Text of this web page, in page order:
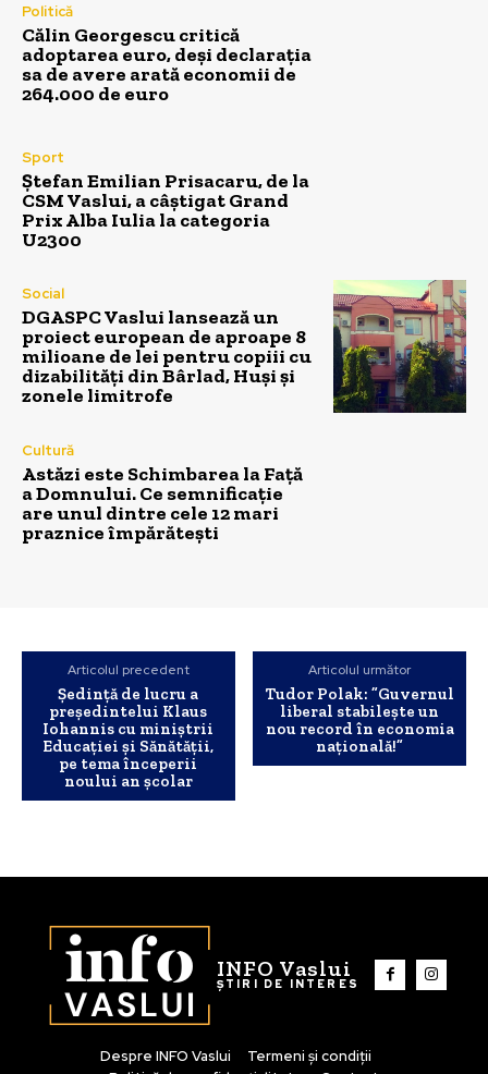
Politică
Călin Georgescu critică
adoptarea euro, deși declarația
sa de avere arată economii de
264.000 de euro
Sport
Ștefan Emilian Prisacaru, de la
CSM Vaslui, a câștigat Grand
Prix Alba Iulia la categoria
U2300
Social
DGASPC Vaslui lansează un
proiect european de aproape 8
milioane de lei pentru copiii cu
dizabilități din Bârlad, Huși și
zonele limitrofe
Cultură
Astăzi este Schimbarea la Față
a Domnului. Ce semnificație
are unul dintre cele 12 mari
praznice împărătești
Articolul precedent
Şedinţă de lucru a
preşedintelui Klaus
Iohannis cu miniştrii
Educaţiei şi Sănătăţii,
pe tema începerii
noului an şcolar
Articolul următor
Tudor Polak: ”Guvernul
liberal stabileşte un
nou record în economia
națională!”
INFO Vaslui
ȘTIRI DE INTERES
Despre INFO Vaslui
Termeni și condiții